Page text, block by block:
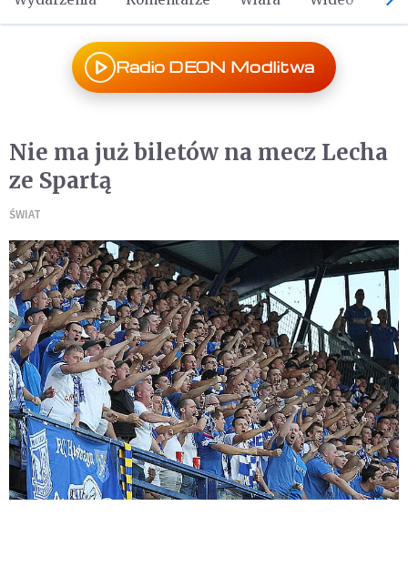
Radio DEON Modlitwa
Nie ma już biletów na mecz Lecha
ze Spartą
ŚWIAT